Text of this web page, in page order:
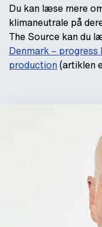
Du kan læse mere
klimaneutrale på
The Source kan du
Denmark – progress
production(artiklen